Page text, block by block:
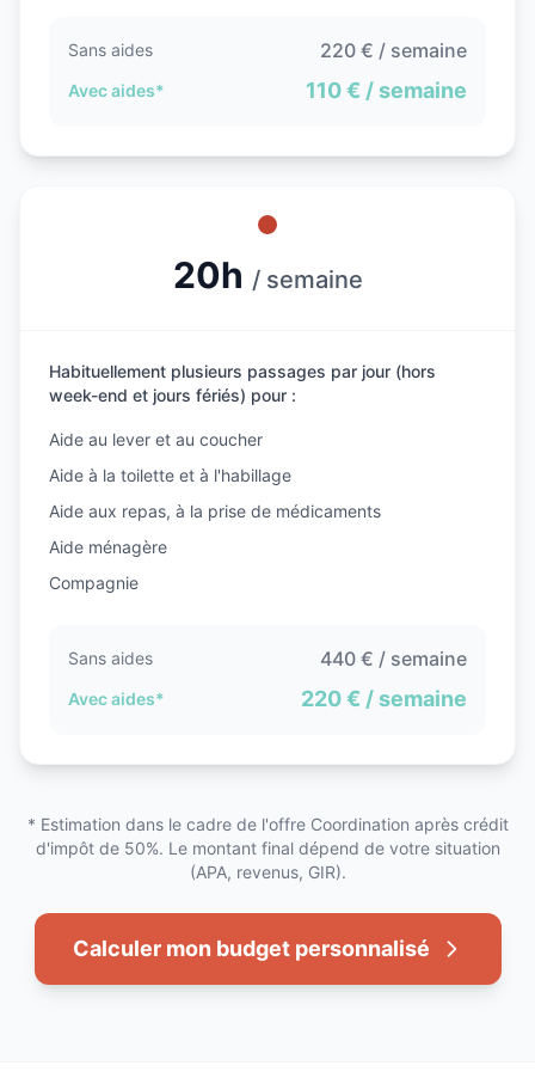
Sans aides 220 € / semaine
Avec aides* 110€ / semaine
20h / semaine
Habituellement plusieurs passages par jour (hors
week-end et jours fériés) pour :
Aide au lever et au coucher
Aide à la toilette et à l'habillage
Aide aux repas, à la prise de médicaments
Aide ménagère
Compagnie
Sans aides 440 € / semaine
Avec aides* 220€ / semaine
* Estimation dans le cadre de l'offre Coordination après crédit
d'impôt de 50%. Le montant final dépend de votre situation
(APA, revenus, GIR).
Calculer mon budget personnalisé